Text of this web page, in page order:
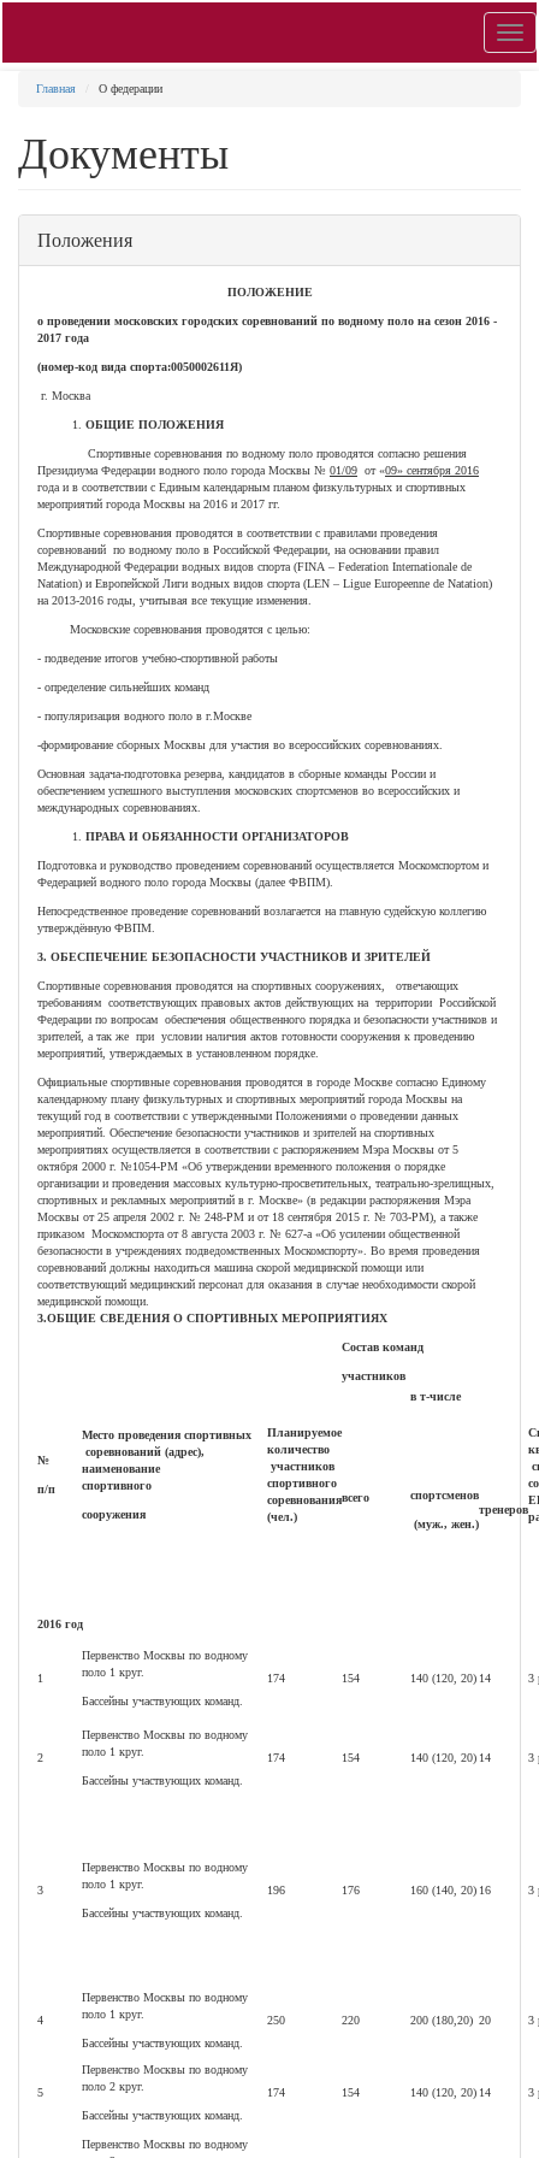
Главная О федерации
Документы
Документы
Положения
ПОЛОЖЕНИЕ
о проведении московских городских соревнований по водному поло на сезон 2016 -
2017 года
(номер-код вида спорта:0050002611Я)
г. Москва
ОБЩИЕ ПОЛОЖЕНИЯ
Спортивные соревнования по водному поло проводятся согласно решения
Президиума Федерации водного поло города Москвы № 01/09 от «09» сентября 2016
года и в соответствии с Единым календарным планом физкультурных и спортивных
мероприятий города Москвы на 2016 и 2017 гг.
Спортивные соревнования проводятся в соответствии с правилами проведения
соревнований по водному поло в Российской Федерации, на основании правил
Международной Федерации водных видов спорта (FINA – Federation Internationale de
Natation) и Европейской Лиги водных видов спорта (LEN – Ligue Europeenne de Natation)
на 2013-2016 годы, учитывая все текущие изменения.
Московские соревнования проводятся с целью:
- подведение итогов учебно-спортивной работы
- определение сильнейших команд
- популяризация водного поло в г.Москве
-формирование сборных Москвы для участия во всероссийских соревнованиях.
Основная задача-подготовка резерва, кандидатов в сборные команды России и
обеспечением успешного выступления московских спортсменов во всероссийских и
международных соревнованиях.
ПРАВА И ОБЯЗАННОСТИ ОРГАНИЗАТОРОВ
Подготовка и руководство проведением соревнований осуществляется Москомспортом и
Федерацией водного поло города Москвы (далее ФВПМ).
Непосредственное проведение соревнований возлагается на главную судейскую коллегию
утверждённую ФВПМ.
3. ОБЕСПЕЧЕНИЕ БЕЗОПАСНОСТИ УЧАСТНИКОВ И ЗРИТЕЛЕЙ
Спортивные соревнования проводятся на спортивных сооружениях, отвечающих
требованиям соответствующих правовых актов действующих на территории Российской
Федерации по вопросам обеспечения общественного порядка и безопасности участников и
зрителей, а так же при условии наличия актов готовности сооружения к проведению
мероприятий, утверждаемых в установленном порядке.
Официальные спортивные соревнования проводятся в городе Москве согласно Единому
календарному плану физкультурных и спортивных мероприятий города Москвы на
текущий год в соответствии с утвержденными Положениями о проведении данных
мероприятий. Обеспечение безопасности участников и зрителей на спортивных
мероприятиях осуществляется в соответствии с распоряжением Мэра Москвы от 5
октября 2000 г. №1054-РМ «Об утверждении временного положения о порядке
организации и проведения массовых культурно-просветительных, театрально-зрелищных,
спортивных и рекламных мероприятий в г. Москве» (в редакции распоряжения Мэра
Москвы от 25 апреля 2002 г. № 248-РМ и от 18 сентября 2015 г. № 703-РМ), а также
приказом Москомспорта от 8 августа 2003 г. № 627-а «Об усилении общественной
безопасности в учреждениях подведомственных Москомспорту». Во время проведения
соревнований должны находиться машина скорой медицинской помощи или
соответствующий медицинский персонал для оказания в случае необходимости скорой
медицинской помощи.
3.ОБЩИЕ СВЕДЕНИЯ О СПОРТИВНЫХ МЕРОПРИЯТИЯХ
№
п/п
Место проведения спортивных
соревнований (адрес),
наименование
спортивного
сооружения
Планируемое
количество
участников
спортивного
соревнования
(чел.)
Состав команд
участников
всего
в т-числе
спортсменов
(муж., жен.)
тренеров
2016 год
1
Первенство Москвы по водному
поло 1 круг.
Бассейны участвующих команд.
174 154 140 (120, 20) 14 3
2
Первенство Москвы по водному
поло 1 круг.
Бассейны участвующих команд.
174 154 140 (120, 20) 14 3
3
Первенство Москвы по водному
поло 1 круг.
Бассейны участвующих команд.
196 176 160 (140, 20) 16 3
4
Первенство Москвы по водному
поло 1 круг.
Бассейны участвующих команд.
250 220 200 (180,20) 20 3
5
Первенство Москвы по водному
поло 2 круг.
Бассейны участвующих команд.
174 154 140 (120, 20) 14 3
Первенство Москвы по водному